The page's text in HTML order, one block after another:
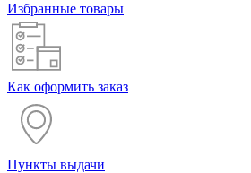
Избранные товары
Как оформить заказ
Пункты выдачи